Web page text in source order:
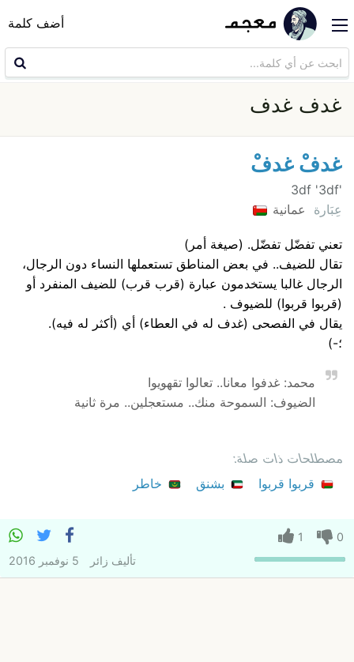
أضف كلمة
غدف غدف
غدفْ غدفْ
'3df '3df
عِبَارة
عمانية
تعني تفضّل تفضّل. (صيغة أمر)
تقال للضيف.. في بعض المناطق تستعملها النساء دون الرجال،
الرجال غالبا يستخدمون عبارة (قرب قرب) للضيف المنفرد أو
(قربوا قربوا) للضيوف .
يقال في الفصحى (غدف له في العطاء) أي (أكثر له فيه).
؛-)
محمد: غدفوا معانا.. تعالوا تقهويوا
الضيوف: السموحة منك.. مستعجلين.. مرة ثانية
مصطلحات ذات صلة:
قربوا قربوا
بشنق خاطر
0
1
تأليف زائر 5 نوفمبر 2016